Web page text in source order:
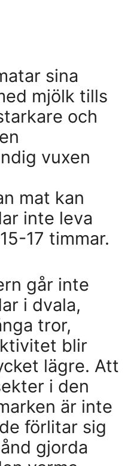
sina
mjölk tills
och
vuxen
mat kan
inte leva
17 timmar.
går inte
i dvala,
tror,
blir
lägre. Att
i den
är inte
förlitar sig
gjorda